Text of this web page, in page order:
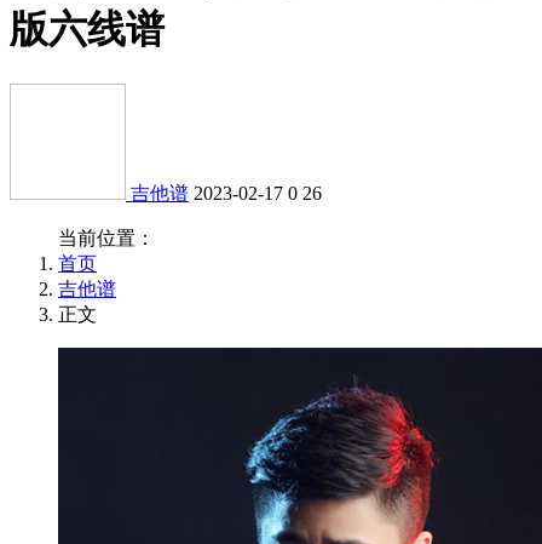
版六线谱
吉他谱 2023-02-17 0 26
当前位置：
首页
吉他谱
正文